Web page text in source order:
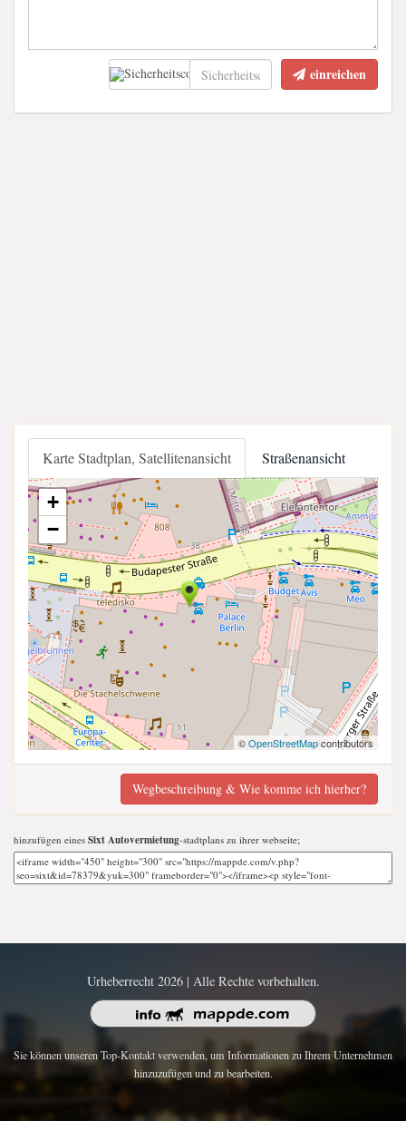
einreichen
Karte Stadtplan, Satellitenansicht Straßenansicht
+
−
©OpenStreetMapcontributors
Wegbeschreibung & Wie komme ich hierher?
hinzufügen eines Sixt Autovermietung-stadtplans zu ihrer webseite;
Urheberrecht 2026 | Alle Rechte vorbehalten.
Sie können unseren Top-Kontakt verwenden, um Informationen zu Ihrem Unternehmen
hinzuzufügen und zu bearbeiten.